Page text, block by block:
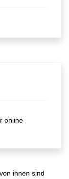
online
ihnen sind